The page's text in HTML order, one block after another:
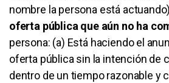
nombre la persona está
oferta pública que aún no ha
persona: (a) Está haciendo el
oferta pública sin la intención de
dentro de un tiempo razonable y